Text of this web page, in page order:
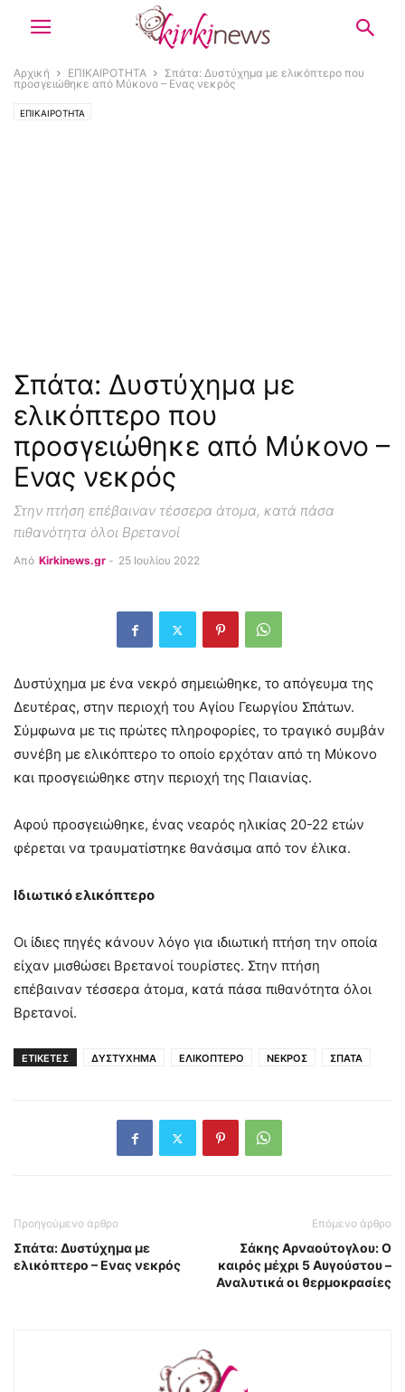
Αρχική ΕΠΙΚΑΙΡΟΤΗΤΑ
Σπάτα: Δυστύχημα με ελικόπτερο που
προσγειώθηκε από Μύκονο – Ενας νεκρός
ΕΠΙΚΑΙΡΟΤΗΤΑ
Σπάτα: Δυστύχημα με
ελικόπτερο που
προσγειώθηκε από Μύκονο –
Ενας νεκρός
Στην πτήση επέβαιναν τέσσερα άτομα, κατά πάσα
πιθανότητα όλοι Βρετανοί
Από Kirkinews.gr - 25 Ιουλίου 2022
Δυστύχημα με ένα νεκρό σημειώθηκε, το απόγευμα της
Δευτέρας, στην περιοχή του Αγίου Γεωργίου Σπάτων.
Σύμφωνα με τις πρώτες πληροφορίες, το τραγικό συμβάν
συνέβη με ελικόπτερο το οποίο ερχόταν από τη Μύκονο
και προσγειώθηκε στην περιοχή της Παιανίας.
Αφού προσγειώθηκε, ένας νεαρός ηλικίας 20-22 ετών
φέρεται να τραυματίστηκε θανάσιμα από τον έλικα.
Ιδιωτικό ελικόπτερο
Οι ίδιες πηγές κάνουν λόγο για ιδιωτική πτήση την οποία
είχαν μισθώσει Βρετανοί τουρίστες. Στην πτήση
επέβαιναν τέσσερα άτομα, κατά πάσα πιθανότητα όλοι
Βρετανοί.
ΕΤΙΚΕΤΕΣ ΔΥΣΤΥΧΗΜΑ ΕΛΙΚΟΠΤΕΡΟ ΝΕΚΡΟΣ ΣΠΑΤΑ
Προηγούμενο άρθρο
Σπάτα: Δυστύχημα με
ελικόπτερο – Ενας νεκρός
Επόμενο άρθρο
Σάκης Αρναούτογλου: Ο
καιρός μέχρι 5 Αυγούστου –
Αναλυτικά οι θερμοκρασίες